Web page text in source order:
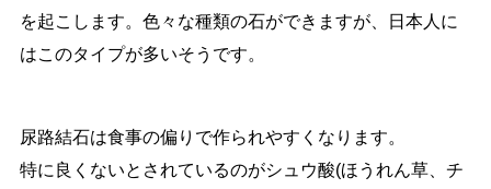
を起こします。色々な種類の石ができますが、日本人に
はこのタイプが多いそうです。
尿路結石は食事の偏りで作られやすくなります。
特に良くないとされているのがシュウ酸(ほうれん草、チ